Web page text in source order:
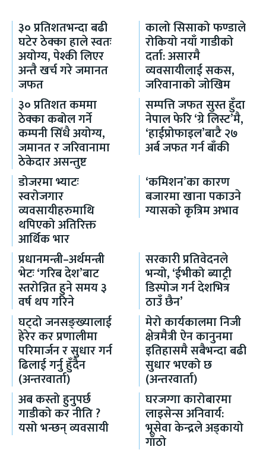
३० प्रतिशतभन्दा बढी
घटेर ठेक्का हाले स्वतः
अयोग्य, पेश्की लिएर
अन्तै खर्च गरे जमानत
जफत
कालो सिसाको फण्डाले
रोकियो नयाँ गाडीको
दर्ता: असारमै
व्यवसायीलाई सकस,
जरिवानाको जोखिम
३० प्रतिशत कममा
ठेक्का कबोल गर्ने
कम्पनी सिँधै अयोग्य,
जमानत र जरिवानामा
ठेकेदार असन्तुष्ट
सम्पत्ति जफत सुस्त हुँदा
नेपाल फेरि ‘ग्रे लिस्ट’मै,
‘हाईप्रोफाइल’बाटै २७
अर्ब जफत गर्न बाँकी
डोजरमा भ्याटः
स्वरोजगार
व्यवसायीहरुमाथि
थपिएको अतिरिक्त
आर्थिक भार
‘कमिशन’का कारण
बजारमा खाना पकाउने
ग्यासको कृत्रिम अभाव
प्रधानमन्त्री–अर्थमन्त्री
भेटः ‘गरिब देश’बाट
स्तरोन्नित हुने समय ३
वर्ष थप गरिने
सरकारी प्रतिवेदनले
भन्यो, ‘ईभीको ब्याट्री
डिस्पोज गर्न देशभित्र
ठाउँ छैन’
घट्दो जनसङ्ख्यालाई
हेरेर कर प्रणालीमा
परिमार्जन र सुधार गर्न
ढिलाई गर्नु हुँदैन
(अन्तरवार्ता)
मेरो कार्यकालमा निजी
क्षेत्रमैत्री ऐन कानुनमा
इतिहासमै सबैभन्दा बढी
सुधार भएको छ
(अन्तरवार्ता)
अब कस्तो हुनुपर्छ
गाडीको कर नीति ?
यसो भन्छन् व्यवसायी
घरजग्गा कारोबारमा
लाइसेन्स अनिवार्य:
भूसेवा केन्द्रले अड्कायो
गाँठो